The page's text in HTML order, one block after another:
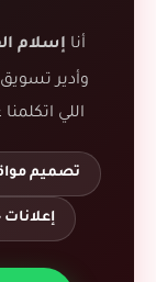
أنا إسلام
وأدير
اللي
تصميم